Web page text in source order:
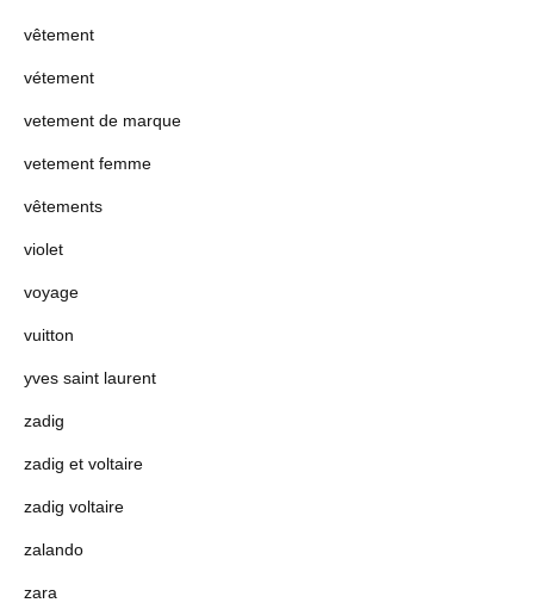
vêtement
vétement
vetement de marque
vetement femme
vêtements
violet
voyage
vuitton
yves saint laurent
zadig
zadig et voltaire
zadig voltaire
zalando
zara